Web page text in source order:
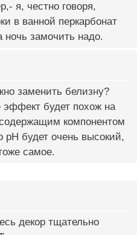
я, честно говоря,
в ванной перкарбонат
ночь замочить надо.
заменить белизну?
будет похож на
компонентом
pH будет очень высокий,
самое.
декор тщательно